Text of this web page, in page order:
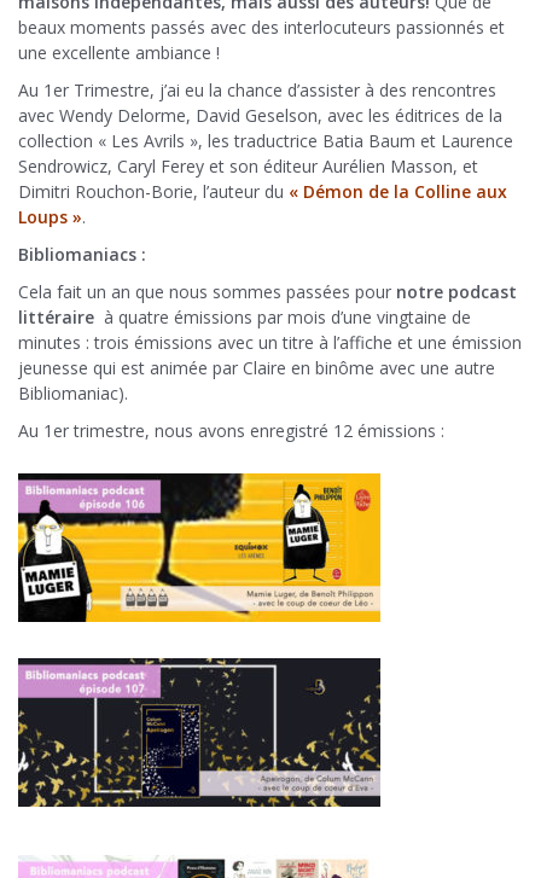
beaux moments passés avec des interlocuteurs passionnés et
une excellente ambiance !
Au 1er Trimestre, j’ai eu la chance d’assister à des rencontres
avec Wendy Delorme, David Geselson, avec les éditrices de la
collection « Les Avrils », les traductrice Batia Baum et Laurence
Sendrowicz, Caryl Ferey et son éditeur Aurélien Masson, et
Dimitri Rouchon-Borie, l’auteur du « Démon de la Colline aux
Loups ».
Bibliomaniacs :
Cela fait un an que nous sommes passées pour notre podcast
littéraire à quatre émissions par mois d’une vingtaine de
minutes : trois émissions avec un titre à l’affiche et une émission
jeunesse qui est animée par Claire en binôme avec une autre
Bibliomaniac).
Au 1er trimestre, nous avons enregistré 12 émissions :